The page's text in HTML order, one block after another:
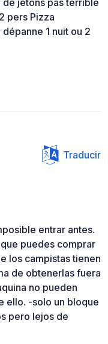
jetons pas terrible
pers Pizza
1 nuit ou 2
Traducir
entrar antes.
puedes comprar
los campistas tienen
de obtenerlas fuera
no pueden
ello. -solo un bloque
pero lejos de